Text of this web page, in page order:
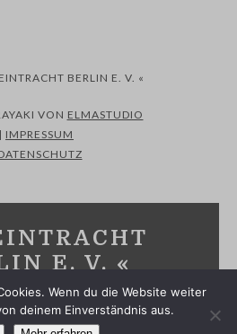
BERLIN E. V. «
VON ELMASTUDIO
| IMPRESSUM
E. V. «
Wenn du die Website weiter
deinem Einverständnis aus.